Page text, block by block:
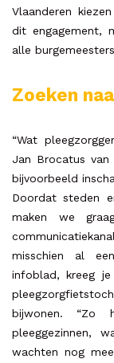
Vlaanderen
dit engagement,
alle
Zoeken
“Wat
Jan Brocatus van
bijvoorbeeld
Doordat steden
maken we
misschien al
infoblad, kreeg
bijwonen. “Zo
pleeggezinnen,
wachten nog